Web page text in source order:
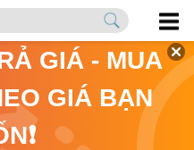
GIÁ - MUA
GIÁ BẠN